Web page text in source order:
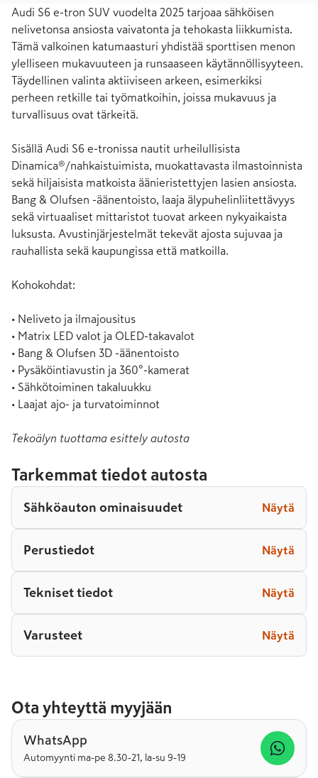
Audi S6 e-tron SUV vuodelta 2025 tarjoaa sähköisen
nelivetonsa ansiosta vaivatonta ja tehokasta liikkumista.
Tämä valkoinen katumaasturi yhdistää sporttisen menon
ylelliseen mukavuuteen ja runsaaseen käytännöllisyyteen.
Täydellinen valinta aktiiviseen arkeen, esimerkiksi
perheen retkille tai työmatkoihin, joissa mukavuus ja
turvallisuus ovat tärkeitä.
Sisällä Audi S6 e-tronissa nautit urheilullisista
Dinamica®/nahkaistuimista, muokattavasta ilmastoinnista
sekä hiljaisista matkoista äänieristettyjen lasien ansiosta.
Bang & Olufsen -äänentoisto, laaja älypuhelinliitettävyys
sekä virtuaaliset mittaristot tuovat arkeen nykyaikaista
luksusta. Avustinjärjestelmät tekevät ajosta sujuvaa ja
rauhallista sekä kaupungissa että matkoilla.
Kohokohdat:
• Neliveto ja ilmajousitus
• Matrix LED valot ja OLED-takavalot
• Bang & Olufsen 3D -äänentoisto
• Pysäköintiavustin ja 360°-kamerat
• Sähkötoiminen takaluukku
• Laajat ajo- ja turvatoiminnot
Tekoälyn tuottama esittely autosta
Tarkemmat tiedot autosta
Sähköauton ominaisuudet Näytä
Perustiedot Näytä
Tekniset tiedot Näytä
Varusteet Näytä
Ota yhteyttä myyjään
WhatsApp
Automyynti ma-pe 8.30-21, la-su 9-19